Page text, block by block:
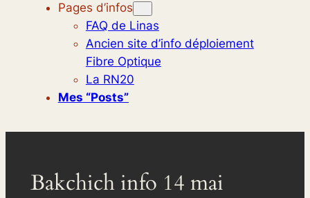
Pages d’infos
FAQ de Linas
Ancien site d’info déploiement
Fibre Optique
La RN20
Mes “posts”
Bakchich info 14 mai